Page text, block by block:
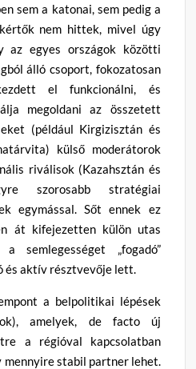
sem a katonai, sem pedig a
nem hittek, mivel úgy
az egyes országok közötti
álló csoport, fokozatosan
el funkcionálni, és
megoldani az összetett
(például Kirgizisztán és
külső moderátorok
riválisok (Kazahsztán és
szorosabb stratégiai
egymással. Sőt ennek ez
át kifejezetten külön utas
semlegességet „fogadó”
és aktív résztvevője lett.
a belpolitikai lépések
amelyek, de facto új
a régióval kapcsolatban
mennyire stabil partner lehet.